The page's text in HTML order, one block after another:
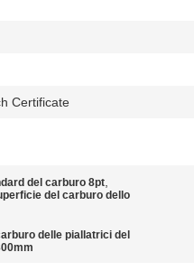
Certificate
del carburo 8pt,
del carburo dello
delle piallatrici del